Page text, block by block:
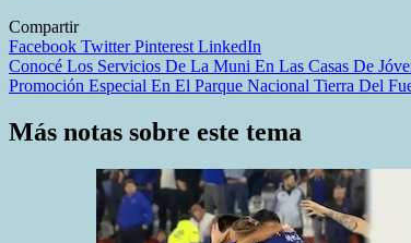
Compartir
Facebook TwitterPinterest LinkedIn
Navegación
de
entradas
Conocé Los Servicios De La Muni En Las Casas De
Promoción Especial En El Parque Nacional Tierra Del
Más notas sobre este tema